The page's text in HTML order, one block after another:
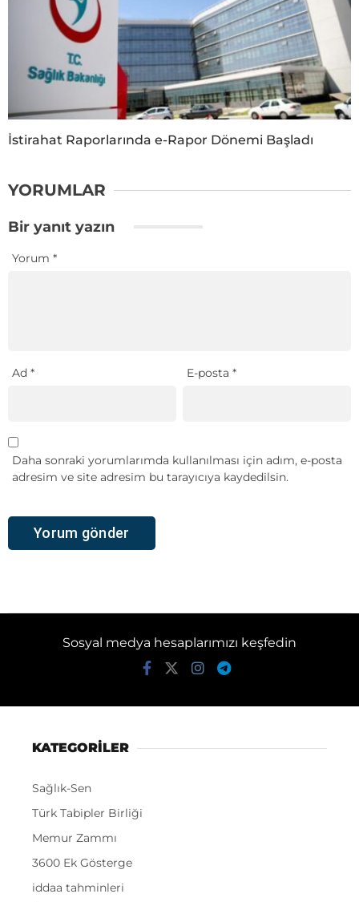
İstirahat Raporlarında e-Rapor Dönemi Başladı
YORUMLAR
Bir yanıt yazın
Yorum *
Ad * E-posta*
Daha sonraki yorumlarımda kullanılması için adım, e-posta
adresim ve site adresim bu tarayıcıya kaydedilsin.
Sosyal medya hesaplarımızı keşfedin
KATEGORİLER
Sağlık-Sen
Türk Tabipler Birliği
Memur Zammı
3600 Ek Gösterge
iddaa tahminleri